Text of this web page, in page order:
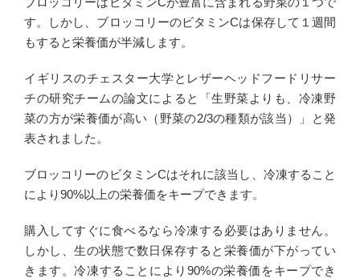
す。しかし、ブロッコリーのビタミンCは保存して１週間
もすると栄養価が半減します。
イギリスのチェスター大学とレザーヘッドフードリサー
チの研究チームの論文によると「生野菜よりも、冷凍野
菜の方が栄養価が高い（野菜の2/3の種類が該当）」と発
表されました。
ブロッコリーのビタミンCはそれに該当し、冷凍すること
により90%以上の栄養価をキープできます。
購入してすぐに食べるなら冷凍する必要はありません。
しかし、生の状態で数日保存すると栄養価が下がってい
きます。冷凍することにより90%の栄養価をキープでき